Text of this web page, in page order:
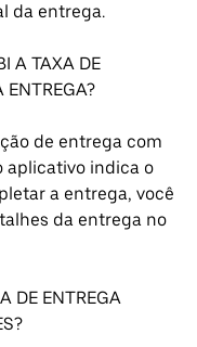
da entrega.
A TAXA DE
ENTREGA?
de entrega com
aplicativo indica o
a entrega, você
da entrega no
DE ENTREGA